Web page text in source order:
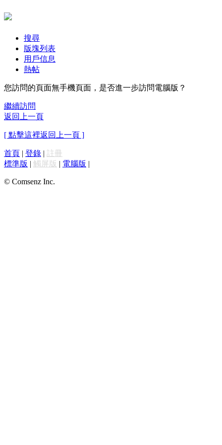
搜尋
版塊列表
用戶信息
熱帖
您訪問的頁面無手機頁面，是否進一步訪問電腦版？
繼續訪問
返回上一頁
[ 點擊這裡返回上一頁 ]
首頁 | 登錄 | 註冊
標準版 | 觸屏版 | 電腦版 |
© Comsenz Inc.